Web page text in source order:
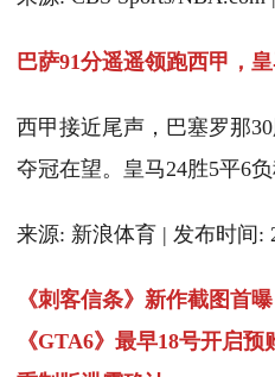
巴萨91分遥遥领跑西甲，
西甲接近尾声，巴塞罗那
夺冠在望。皇马24胜5平6负
来源: 新浪体育 | 发布时间:
《刺客信条》新作截图首
《GTA6》最早18号开启预